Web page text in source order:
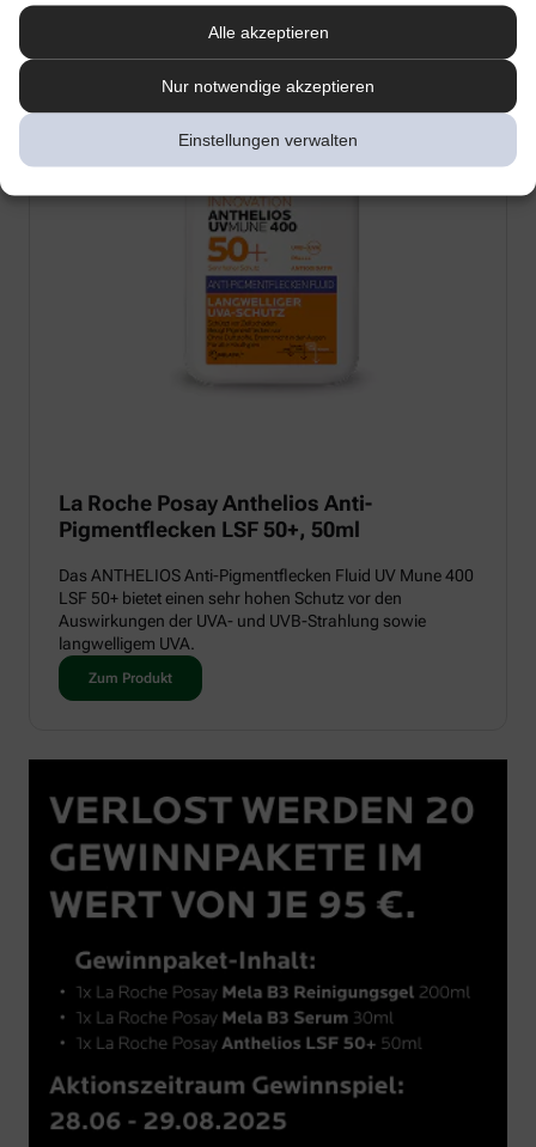
Alle akzeptieren
Nur notwendige akzeptieren
Einstellungen verwalten
La Roche Posay Anthelios Anti-
Pigmentflecken LSF 50+, 50ml
Das ANTHELIOS Anti-Pigmentflecken Fluid UV Mune 400
LSF 50+ bietet einen sehr hohen Schutz vor den
Auswirkungen der UVA- und UVB-Strahlung sowie
langwelligem UVA.
Zum Produkt